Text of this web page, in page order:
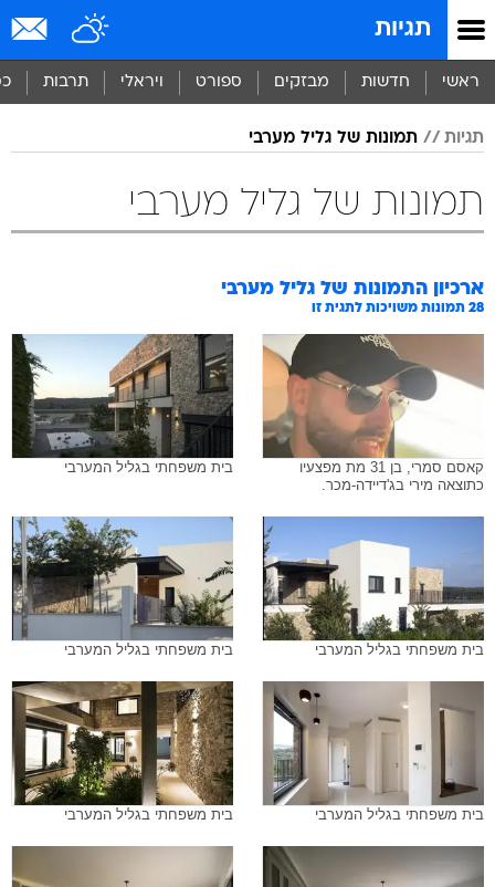
תגיות
ראשי חדשות מבזקים ספורט ויראלי תרבות
תגיות תמונות של גליל מערבי
תמונות של גליל מערבי
ארכיון התמונות של גליל מערבי
28 תמונות משויכות לתגית זו
קאסם סמרי, בן 31 מת מפצעיו
כתוצאה מירי בג'דיידה-מכר.
בית משפחתי בגליל המערבי
בית משפחתי בגליל המערבי בית משפחתי בגליל המערבי
בית משפחתי בגליל המערבי בית משפחתי בגליל המערבי